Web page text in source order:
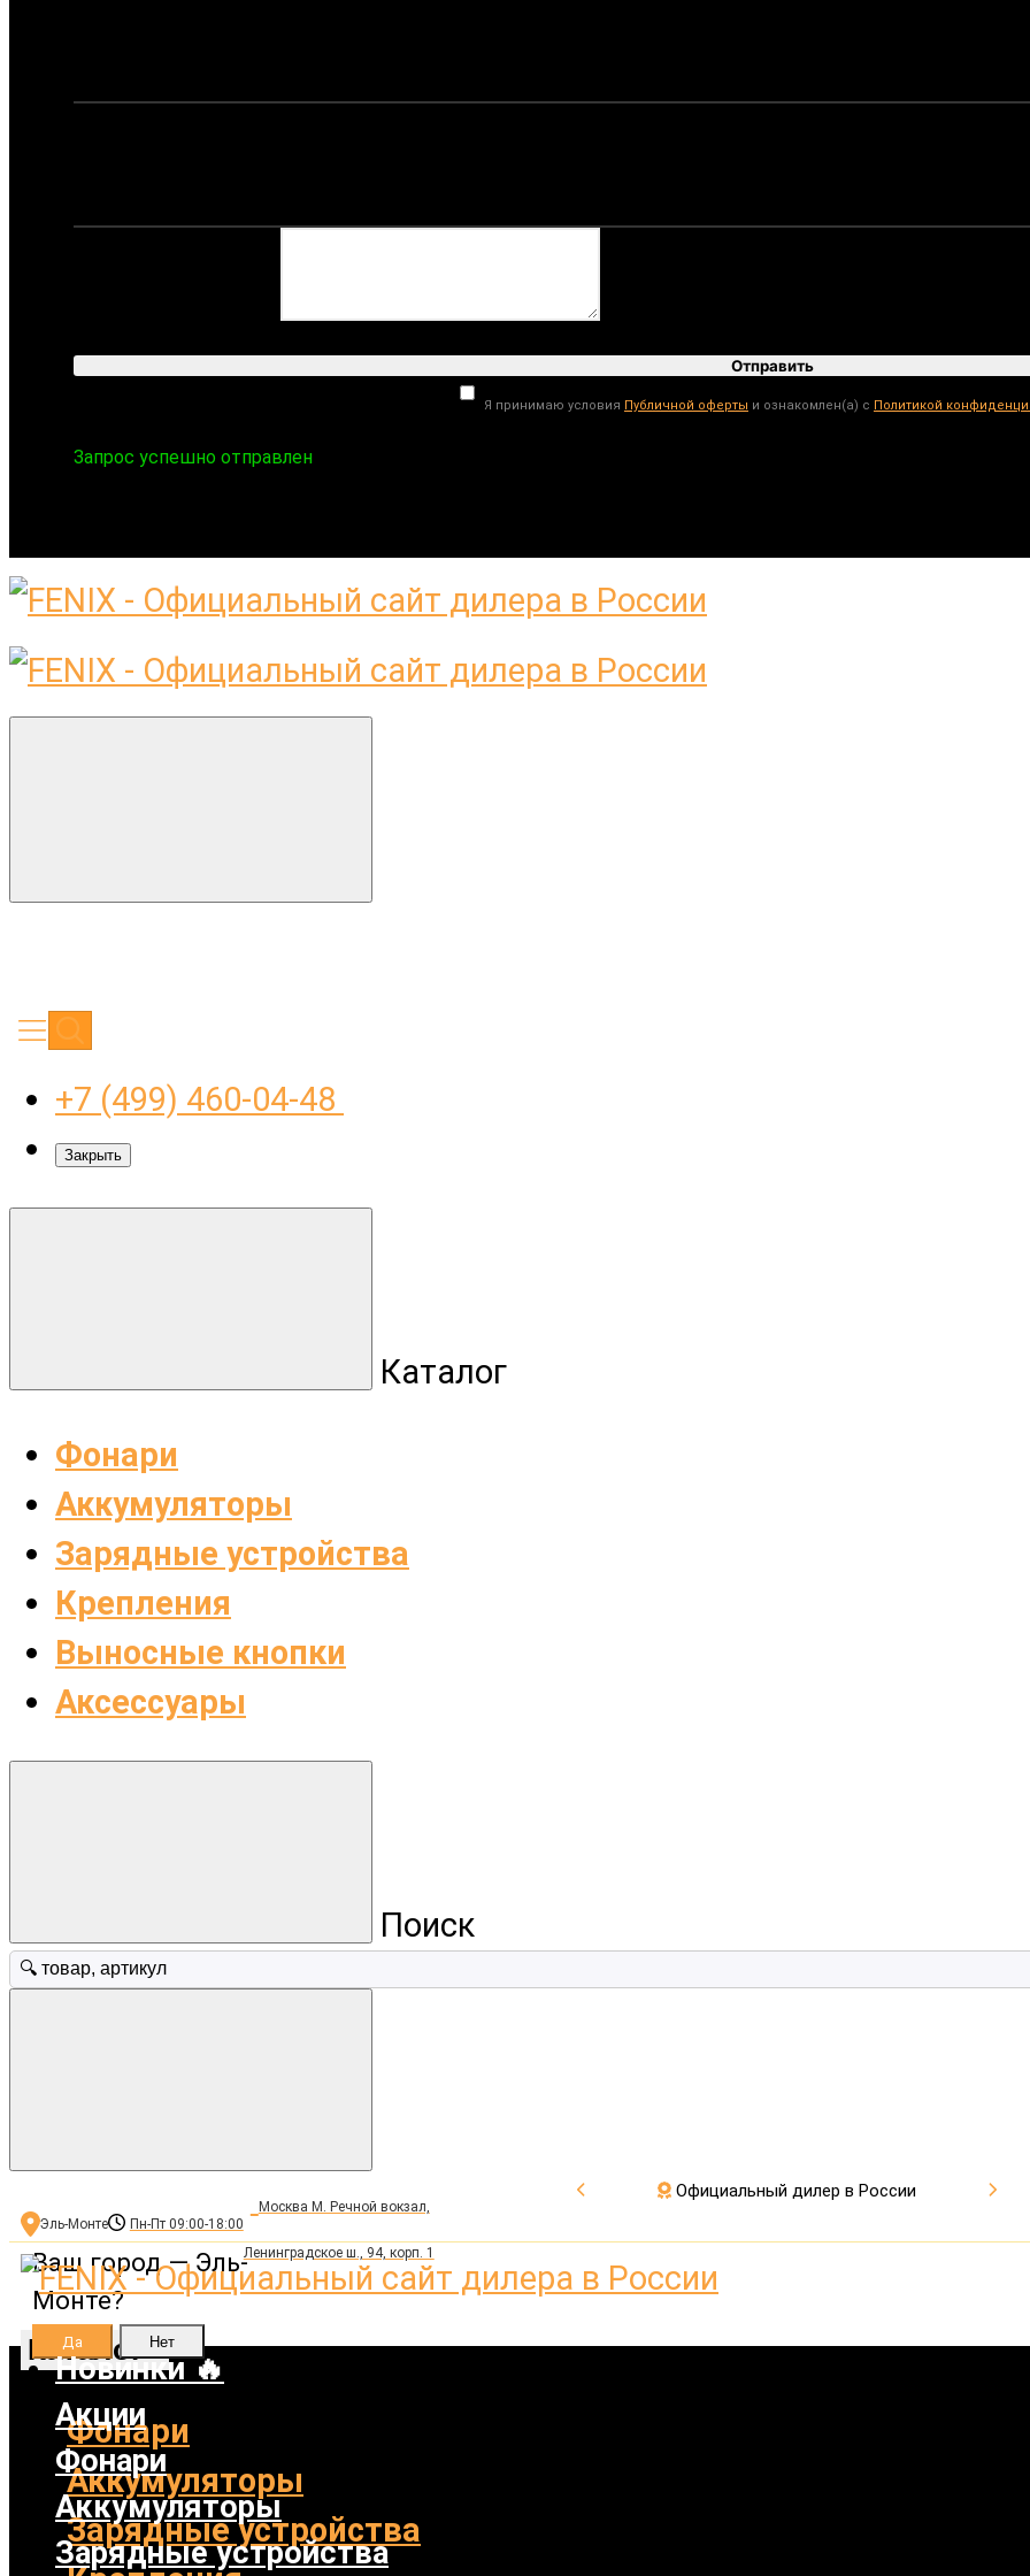
Отправить
Я принимаю условия Публичной оферты и ознакомлен(а) с Политикой
Запрос успешно отправлен
+7 (499) 460-04-48
Закрыть
Каталог
Фонари
Аккумуляторы
Зарядные устройства
Крепления
Выносные кнопки
Аксессуары
Поиск
Эль-Монте
Ваш город — Эль-
Монте?
Пн-Пт 09:00-18:00
Москва М. Речной вокзал,
Ленинградское ш., 94, корп. 1
Официальный дилер в России
Каталог
Фонари
Аккумуляторы
Зарядные устройства
Новинки 🔥
Акции
Фонари
Аккумуляторы
Зарядные устройства